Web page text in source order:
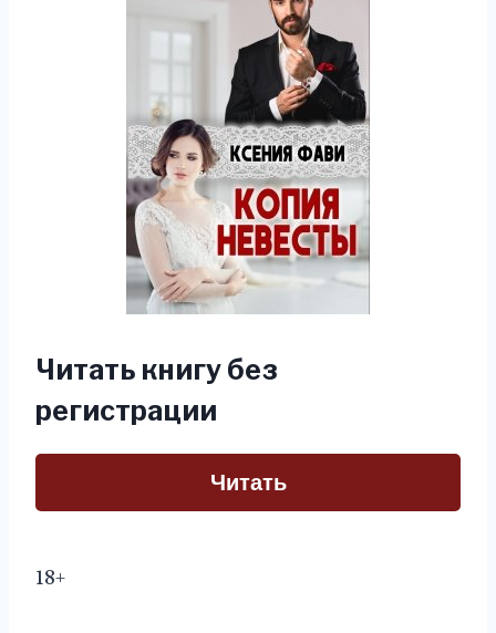
Читать книгу без
регистрации
Читать
18+